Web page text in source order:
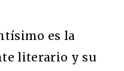
es la
literario y su